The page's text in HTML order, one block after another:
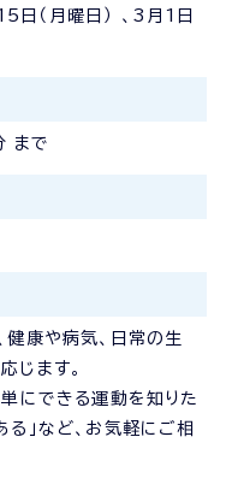
（月曜日） 、3月1日
まで
健康や病気、日常の生
じます。
単にできる運動を知りた
」など、お気軽にご相